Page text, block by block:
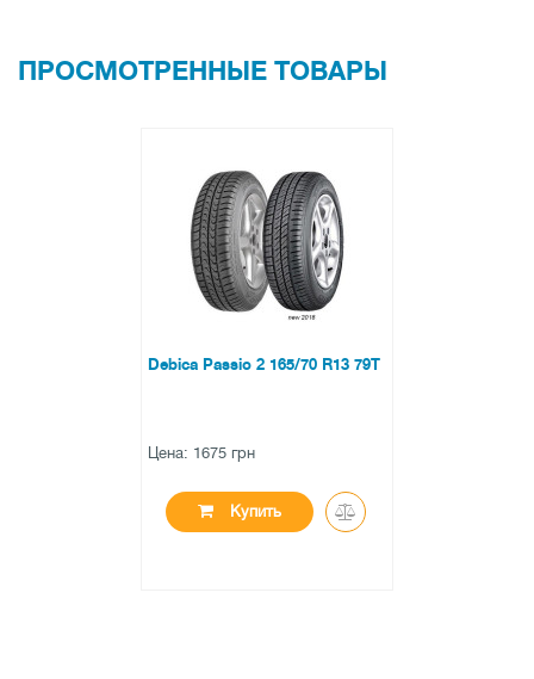
ПРОСМОТРЕННЫЕ ТОВАРЫ
Debica Passio 2 165/70 R13 79T
Цена: 1675 грн
Купить